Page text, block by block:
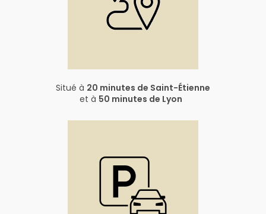
Situé à 20 minutes de Saint-Étienne
et à 50 minutes de Lyon